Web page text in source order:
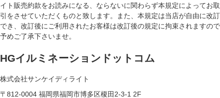
イト販売約款をお読みになる、ならないに関わらず本規定によってお取
引をさせていただくものと致します。また、本規定は当店が自由に改訂
でき、改訂後にご利用されたお客様は改訂後の規定に拘束されますので
予めご了承下さいませ。
HGイルミネーションドットコム
株式会社サンケイディライト
〒812-0004 福岡県福岡市博多区榎田2-3-1 2F